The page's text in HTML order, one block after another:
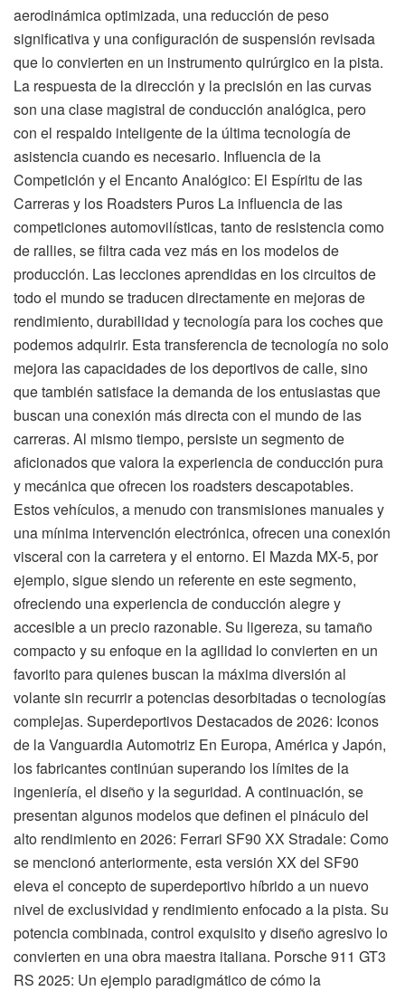
aerodinámica optimizada, una reducción de peso
significativa y una configuración de suspensión revisada
que lo convierten en un instrumento quirúrgico en la pista.
La respuesta de la dirección y la precisión en las curvas
son una clase magistral de conducción analógica, pero
con el respaldo inteligente de la última tecnología de
asistencia cuando es necesario. Influencia de la
Competición y el Encanto Analógico: El Espíritu de las
Carreras y los Roadsters Puros La influencia de las
competiciones automovilísticas, tanto de resistencia como
de rallies, se filtra cada vez más en los modelos de
producción. Las lecciones aprendidas en los circuitos de
todo el mundo se traducen directamente en mejoras de
rendimiento, durabilidad y tecnología para los coches que
podemos adquirir. Esta transferencia de tecnología no solo
mejora las capacidades de los deportivos de calle, sino
que también satisface la demanda de los entusiastas que
buscan una conexión más directa con el mundo de las
carreras. Al mismo tiempo, persiste un segmento de
aficionados que valora la experiencia de conducción pura
y mecánica que ofrecen los roadsters descapotables.
Estos vehículos, a menudo con transmisiones manuales y
una mínima intervención electrónica, ofrecen una conexión
visceral con la carretera y el entorno. El Mazda MX-5, por
ejemplo, sigue siendo un referente en este segmento,
ofreciendo una experiencia de conducción alegre y
accesible a un precio razonable. Su ligereza, su tamaño
compacto y su enfoque en la agilidad lo convierten en un
favorito para quienes buscan la máxima diversión al
volante sin recurrir a potencias desorbitadas o tecnologías
complejas. Superdeportivos Destacados de 2026: Iconos
de la Vanguardia Automotriz En Europa, América y Japón,
los fabricantes continúan superando los límites de la
ingeniería, el diseño y la seguridad. A continuación, se
presentan algunos modelos que definen el pináculo del
alto rendimiento en 2026: Ferrari SF90 XX Stradale: Como
se mencionó anteriormente, esta versión XX del SF90
eleva el concepto de superdeportivo híbrido a un nuevo
nivel de exclusividad y rendimiento enfocado a la pista. Su
potencia combinada, control exquisito y diseño agresivo lo
convierten en una obra maestra italiana. Porsche 911 GT3
RS 2025: Un ejemplo paradigmático de cómo la